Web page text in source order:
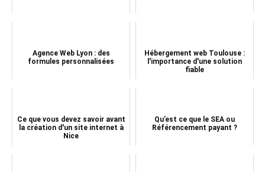
Agence Web Lyon : des
formules personnalisées
Hébergement web Toulouse :
l'importance d'une solution
fiable
Ce que vous devez savoir avant
la création d'un site internet à
Nice
Qu’est ce que le SEA ou
Référencement payant ?